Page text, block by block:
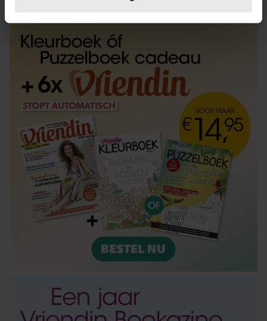
intrekken in de Cookieverklaring.
We gebruiken cookies om content en advertenties te
personaliseren, om functies voor social media te bieden
en om ons websiteverkeer te analyseren. Ook delen we
informatie over uw gebruik van onze site met onze
partners voor social media, adverteren en analyse. Deze
partners kunnen deze gegevens combineren met andere
informatie die u aan ze heeft verstrekt of die ze hebben
verzameld op basis van uw gebruik van hun services. U
gaat akkoord met onze cookies als u onze website blijft
gebruiken.